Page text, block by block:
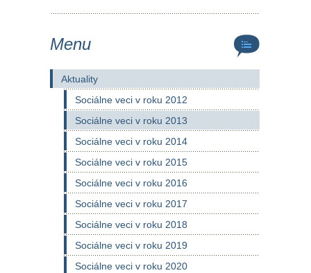
Menu
Aktuality
Sociálne veci v roku 2012
Sociálne veci v roku 2013
Sociálne veci v roku 2014
Sociálne veci v roku 2015
Sociálne veci v roku 2016
Sociálne veci v roku 2017
Sociálne veci v roku 2018
Sociálne veci v roku 2019
Sociálne veci v roku 2020